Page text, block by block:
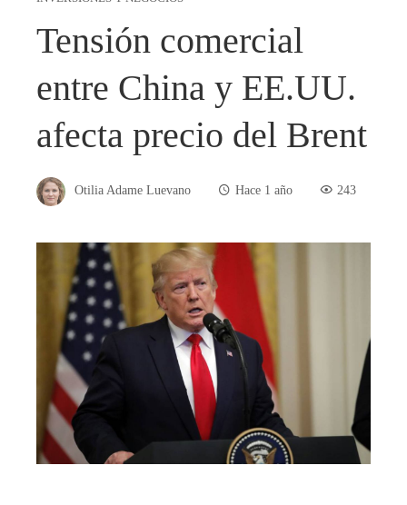
Tensión comercial
entre China y EE.UU.
afecta precio del Brent
Otilia Adame Luevano Hace 1 año 243